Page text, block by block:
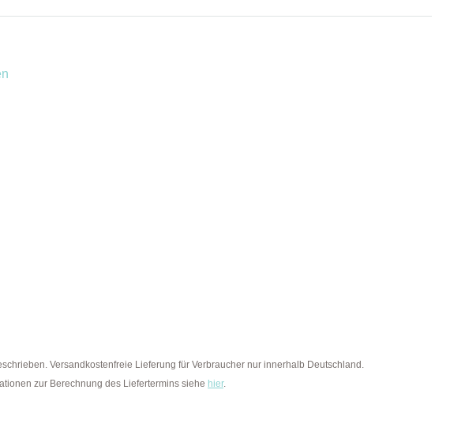
Versandkostenfreie Lieferung für Verbraucher nur innerhalb Deutschland.
zur Berechnung des Liefertermins siehe hier.